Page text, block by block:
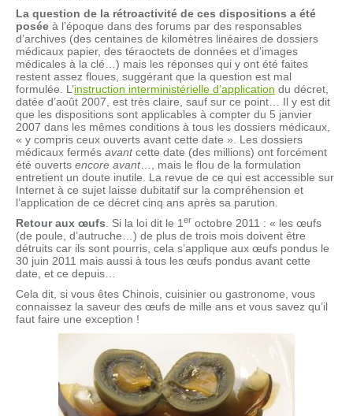
La question de la rétroactivité de ces dispositions a été
posée à l’époque dans des forums par des responsables
d’archives (des centaines de kilomètres linéaires de dossiers
médicaux papier, des téraoctets de données et d’images
médicales à la clé…) mais les réponses qui y ont été faites
restent assez floues, suggérant que la question est mal
formulée. L’instruction interministérielle d’application du décret,
datée d’août 2007, est très claire, sauf sur ce point… Il y est dit
que les dispositions sont applicables à compter du 5 janvier
2007 dans les mêmes conditions à tous les dossiers médicaux,
« y compris ceux ouverts avant cette date ». Les dossiers
médicaux fermés avantcette date (des millions) ont forcément
été ouverts encore avant…, mais le flou de la formulation
entretient un doute inutile. La revue de ce qui est accessible sur
Internet à ce sujet laisse dubitatif sur la compréhension et
l’application de ce décret cinq ans après sa parution.
Retour aux œufs . Si la loi dit le 1 er octobre 2011 : « les œufs
(de poule, d’autruche…) de plus de trois mois doivent être
détruits car ils sont pourris, cela s’applique aux œufs pondus le
30 juin 2011 mais aussi à tous les œufs pondus avant cette
date, et ce depuis…
Cela dit, si vous êtes Chinois, cuisinier ou gastronome, vous
connaissez la saveur des œufs de mille ans et vous savez qu’il
faut faire une exception !